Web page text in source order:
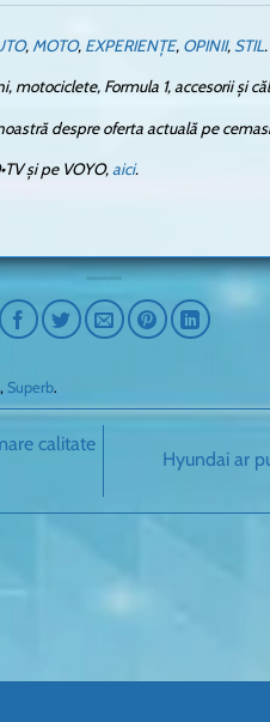
, MOTO, EXPERIENȚE, OPINII, STIL.
Formula 1, accesorii și
despre oferta actuală pe
și pe VOYO,aici.
, Superb.
calitate
Hyundai ar